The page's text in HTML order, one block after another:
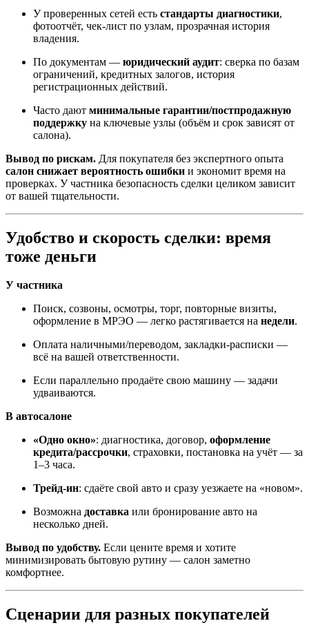
У проверенных сетей есть стандарты диагностики,
фотоотчёт, чек-лист по узлам, прозрачная история
владения.
По документам — юридический аудит: сверка по базам
ограничений, кредитных залогов, история
регистрационных действий.
Часто дают минимальные гарантии/постпродажную
поддержку на ключевые узлы (объём и срок зависят от
салона).
Вывод по рискам. Для покупателя без экспертного опыта
салон снижает вероятность ошибки и экономит время на
проверках. У частника безопасность сделки целиком зависит
от вашей тщательности.
Удобство и скорость сделки: время
тоже деньги
У частника
Поиск, созвоны, осмотры, торг, повторные визиты,
оформление в МРЭО — легко растягивается на недели.
Оплата наличными/переводом, закладки-расписки —
всё на вашей ответственности.
Если параллельно продаёте свою машину — задачи
удваиваются.
В автосалоне
«Одно окно»: диагностика, договор, оформление
кредита/рассрочки, страховки, постановка на учёт — за
1–3 часа.
Трейд-ин: сдаёте свой авто и сразу уезжаете на «новом».
Возможна доставка или бронирование авто на
несколько дней.
Вывод по удобству. Если цените время и хотите
минимизировать бытовую рутину — салон заметно
комфортнее.
Сценарии для разных покупателей